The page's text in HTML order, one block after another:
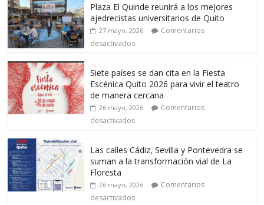
Plaza El Quinde reunirá a los mejores
ajedrecistas universitarios de Quito
27 mayo, 2026
Comentarios
desactivados
Siete países se dan cita en la Fiesta
Escénica Quito 2026 para vivir el teatro
de manera cercana
26 mayo, 2026
Comentarios
desactivados
Las calles Cádiz, Sevilla y Pontevedra se
suman a la transformación vial de La
Floresta
26 mayo, 2026
Comentarios
desactivados